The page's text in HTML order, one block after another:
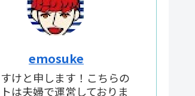
emosuke
けと申します！こちらの
は夫婦で運営しておりま